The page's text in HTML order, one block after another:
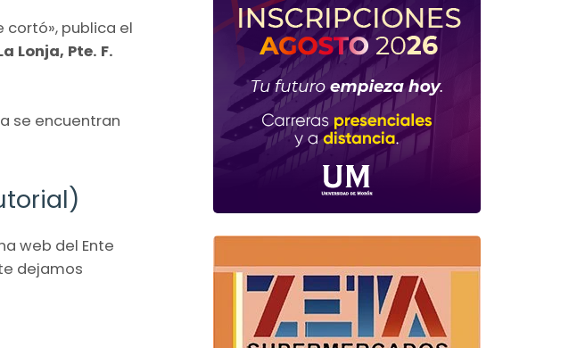
cortó», publica el
Lonja, Pte. F.
se encuentran
web del Ente
dejamos